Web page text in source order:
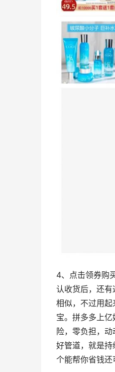
4、点击领券购
认收货后，还
相似，不过用
宝。拼多多上
险，零负担，
好管道，就是
个能帮你省钱